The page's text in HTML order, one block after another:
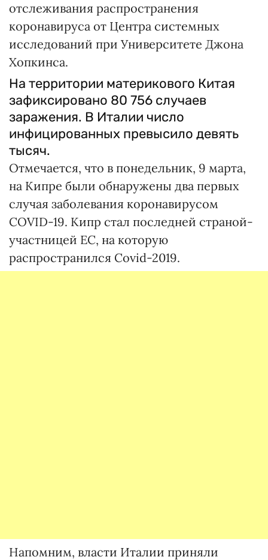
отслеживания распространения
коронавируса от Центра системных
исследований при Университете Джона
Хопкинса.
На территории материкового Китая
зафиксировано 80 756 случаев
заражения. В Италии число
инфицированных превысило девять
тысяч.
Отмечается, что в понедельник, 9 марта,
на Кипре были обнаружены два первых
случая заболевания коронавирусом
COVID-19. Кипр стал последней страной-
участницей ЕС, на которую
распространился Covid-2019.
Напомним, власти Италии приняли